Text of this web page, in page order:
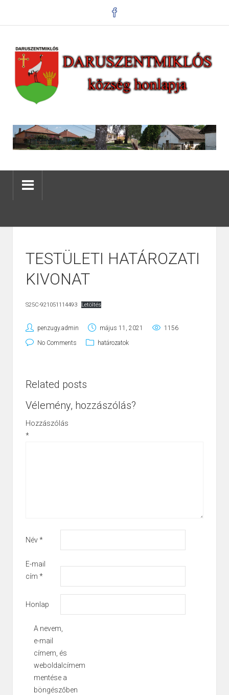
TESTÜLETI HATÁROZATI
KIVONAT
S25C-921051114493 Letöltés
penzugy.admin május 11, 2021 1156
No Comments határozatok
Related posts
Vélemény, hozzászólás?
Hozzászólás
*
Név*
E-mail
cím *
Honlap
A nevem,
e-mail
címem, és
weboldalcímem
mentése a
böngészőben